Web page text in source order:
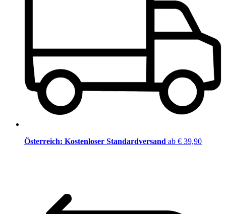
Österreich: Kostenloser Standardversand ab € 39,90